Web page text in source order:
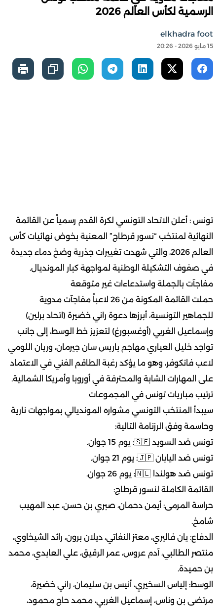
الرسمية لكأس العالم 2026
elkhadra foot
15 مايو 2026 - 20:26
تونس : أعلن الاتحاد التونسي لكرة القدم رسمياً عن القائمة
النهائية لمنتخب “نسور قرطاج” المعنية بخوض نهائيات كأس
العالم 2026، والتي شهدت تغييرات جذرية وضخ دماء جديدة
في صفوف التشكيلة الوطنية لمواجهة كبار المونديال.
مفاجآت بالجملة واستدعاءات غير متوقعة
حملت القائمة المكونة من 26 لاعباً مفاجآت مدوية
للجماهير التونسية، أبرزها دعوة راني خضيرة (اتحاد برلين)
وإسماعيل الغربي (أوغسبورغ) لتعزيز خط الوسط، إلى جانب
تواجد خليل العياري مهاجم باريس سان جيرمان، وريان اللومي
لاعب فانكوفر، وهو ما يؤكد رغبة الطاقم الفني في الاعتماد
على المهارات الشابة والمحترفة في أوروبا وأمريكا الشمالية.
ترتيب مباريات تونس في المجموعات
سيبدأ المنتخب التونسي مشواره المونديالي بمواجهات نارية
وحاسمة وفق الرزنامة التالية:
تونس ضد السويد 🇸🇪: يوم 15 جوان.
تونس ضد اليابان 🇯🇵: يوم 21 جوان.
تونس ضد هولندا 🇳🇱: يوم 26 جوان.
القائمة الكاملة لنسور قرطاج:
حراسة المرمى: أيمن دحمان، صبري بن حسن، عبد المهيب
شامخ.
الدفاع: يان فاليري، معتز النفاتي، ديلان برون، رائد الشيخاوي،
منتصر الطالبي، آدم عروس، عمر الرقيق، علي العابدي، محمد
بن حميدة.
الوسط: إلياس السخيري، أنيس بن سليمان، راني خضيرة،
مرتضى بن وناس، إسماعيل الغربي، محمد حاج محمود،